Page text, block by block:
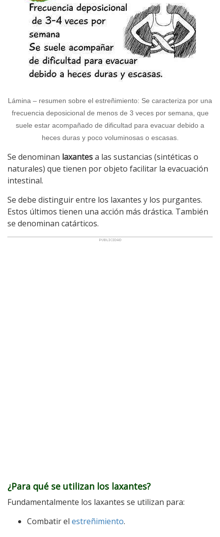
Lámina – resumen sobre el estreñimiento: Se caracteriza por una
frecuencia deposicional de menos de 3 veces por semana, que
suele estar acompañado de dificultad para evacuar debido a
heces duras y poco voluminosas o escasas.
Se denominan laxantesa las sustancias (sintéticas o
naturales) que tienen por objeto facilitar la evacuación
intestinal.
Se debe distinguir entre los laxantes y los purgantes.
Estos últimos tienen una acción más drástica. También
se denominan catárticos.
¿Para qué se utilizan los laxantes?
Fundamentalmente los laxantes se utilizan para:
Combatir el estreñimiento.